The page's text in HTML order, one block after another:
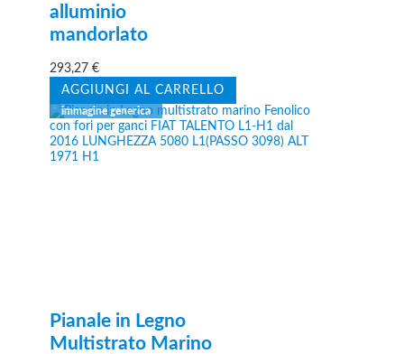
alluminio
mandorlato
293,27€
AGGIUNGI AL CARRELLO
Pianale in Legno
Multistrato Marino